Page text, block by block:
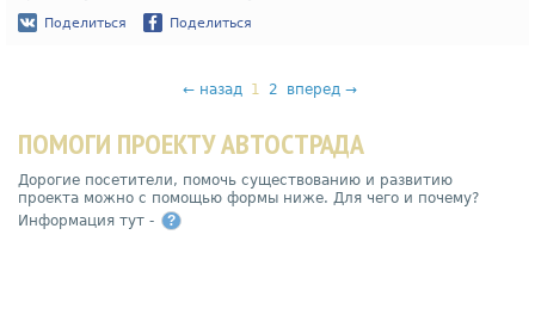
Поделиться Поделиться
← назад 1 2 вперед→
ПОМОГИ ПРОЕКТУ АВТОСТРАДА
Дорогие посетители, помочь существованию и развитию
проекта можно с помощью формы ниже. Для чего и почему?
Информация тут -
?